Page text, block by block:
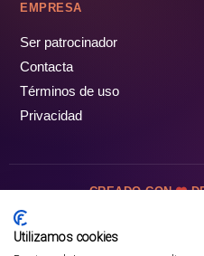
EMPRESA
Ser patrocinador
Contacta
Términos de uso
Privacidad
CREADO CON
Utilizamos cookies